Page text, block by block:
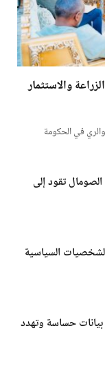
والاستثمار
في الحكومة
تقود إلى
السياسية
بيانات حساسة وتهدد